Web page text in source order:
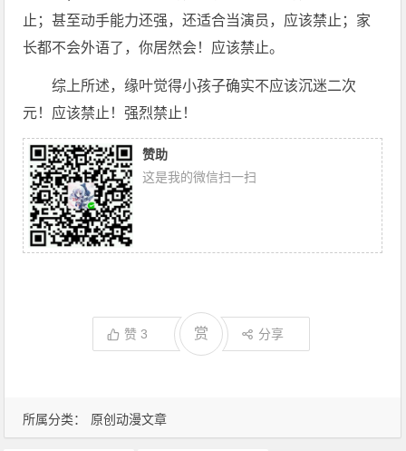
所属分类： 原创动漫文章
止；甚至动手能力还强，还适合当演员，应该禁止；家
长都不会外语了，你居然会！应该禁止。
综上所述，缘叶觉得小孩子确实不应该沉迷二次
元！应该禁止！强烈禁止！
赞助
这是我的微信扫一扫
赞3 赏 分享